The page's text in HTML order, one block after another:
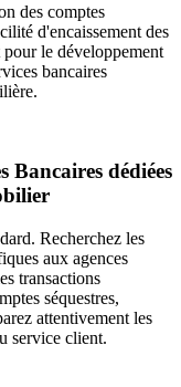
des comptes
d'encaissement des
le développement
bancaires
Bancaires dédiées
Recherchez les
aux agences
transactions
séquestres,
attentivement les
service client.